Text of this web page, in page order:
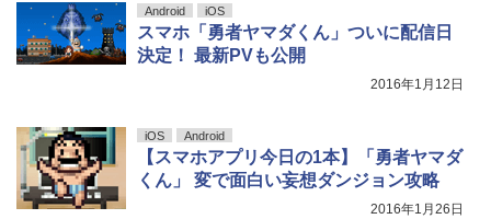
Android iOS
スマホ「勇者ヤマダくん」ついに配信日
決定！ 最新PVも公開
2016年1月12日
iOS Android
【スマホアプリ今日の1本】「勇者ヤマダ
くん」 変で面白い妄想ダンジョン攻略
2016年1月26日